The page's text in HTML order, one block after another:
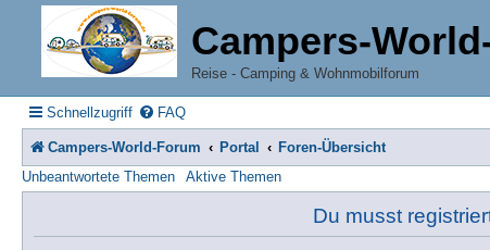
Campers-
Reise - Camping & Wohnmobilforum
Schnellzugriff FAQ
Campers-World-Forum Portal
Foren-Übersicht
Unbeantwortete Themen
Aktive Themen
Du musst